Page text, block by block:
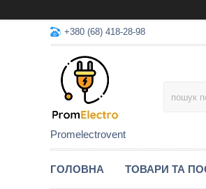
+380 (68) 418-28-98
Promelectrovent
ГОЛОВНА ТОВАРИ ТА